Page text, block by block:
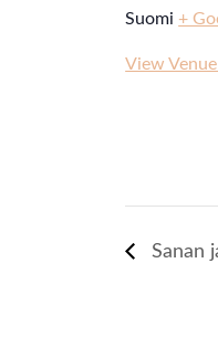
Suomi +
View
Sanan